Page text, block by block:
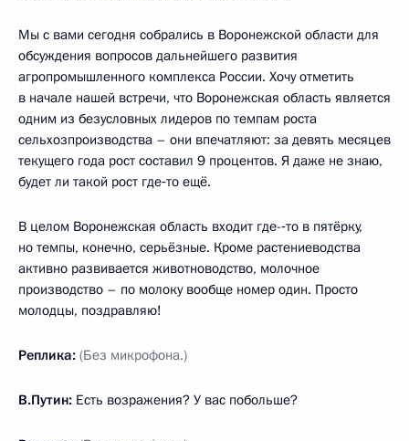
Мы с вами сегодня собрались в Воронежской области для
обсуждения вопросов дальнейшего развития
агропромышленного комплекса России. Хочу отметить
в начале нашей встречи, что Воронежская область является
одним из безусловных лидеров по темпам роста
сельхозпроизводства – они впечатляют: за девять месяцев
текущего года рост составил 9 процентов. Я даже не знаю,
будет ли такой рост где‑то ещё.
В целом Воронежская область входит где-‑то в пятёрку,
но темпы, конечно, серьёзные. Кроме растениеводства
активно развивается животноводство, молочное
производство – по молоку вообще номер один. Просто
молодцы, поздравляю!
Реплика: (Без микрофона.)
В.Путин: Есть возражения? У вас побольше?